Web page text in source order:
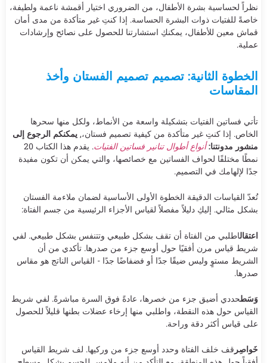
نظراً لحساسية بشرة الأطفال، من الضروري اختيار أقمشة ناعمة ولطيفة،
خاصةً للفتيات ذوات البشرة الحساسة. إذا كنتِ غير متأكدة من مدى أمان
قماش معين للأطفال، يمكنكِ استشارتنا للحصول على نصائح وإرشادات
عملية.
الخطوة الثانية: تصميم تصميم الفستان وأخذ
المقاسات
تأتي فساتين الفتيات بتشكيلة واسعة من الأنماط، ولكل منها سحرها
الخاص. إذا كنتِ غير متأكدة من كيفية تصميم فستان،, يمكنكم الرجوع إلى
منشور مدونتنا: أنواع أطوال تنانير فساتين الفتيات
. يقدم هذا الكتاب 20
نمطًا مختلفًا لحواف الفساتين مع خصائصها، والتي يمكن أن تكون مفيدة
جدًا لإلهامك في التصميم.
تُعدّ القياسات الدقيقة الخطوة الأولى الأساسية لضمان ملاءمة الفستان
بشكل مثالي. إليكِ دليلاً مفصلاً لقياس الأجزاء الرئيسية من جسم الفتاة:
اعتقالاطلبي من الفتاة أن تقف بشكل طبيعي وتتنفس بشكل طبيعي. لفي
شريط قياس مرن أفقيًا حول أوسع جزء من صدرها. تأكدي من أن
الشريط مستوٍ وليس ضيقًا جدًا أو فضفاضًا جدًا - القياس الناتج هو مقاس
صدرها.
وَسَطحددي أضيق جزء من خصرها، عادةً فوق السرة مباشرةً. لفي شريط
القياس حول هذه النقطة، واطلبي منها إرخاء عضلات بطنها قليلاً للحصول
على قياس أكثر دقة وراحة.
خَواصِر قف خلف الفتاة وحدد أوسع جزء من وركيها. لف شريط القياس